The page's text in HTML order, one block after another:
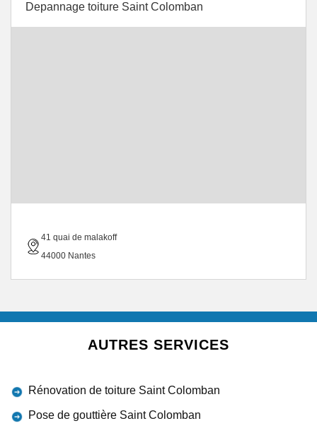
Depannage toiture Saint Colomban
41 quai de malakoff
44000 Nantes
AUTRES SERVICES
Rénovation de toiture Saint Colomban
Pose de gouttière Saint Colomban